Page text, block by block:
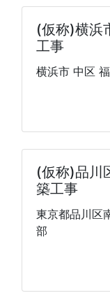
(仮称)横浜
工事
横浜市 中区
(仮称)品川
築工事
東京都品川区
部